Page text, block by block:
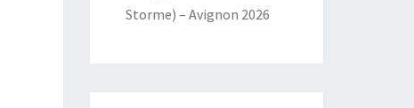
Storme) – Avignon 2026